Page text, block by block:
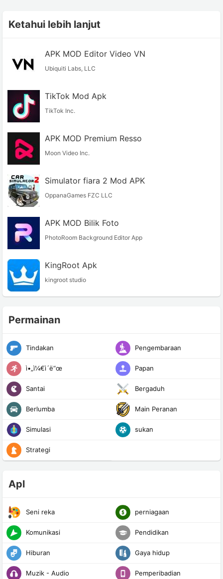
Ketahui lebih lanjut
APK MOD Editor Video VN
Ubiquiti Labs, LLC
TikTok Mod Apk
TikTok Inc.
APK MOD Premium Resso
Moon Video Inc.
Simulator fiara 2 Mod APK
OppanaGames FZC LLC
APK MOD Bilik Foto
PhotoRoom Background Editor App
KingRoot Apk
kingroot studio
Permainan
Tindakan Pengembaraan
ì•„ì¼€ì´ë“œ Papan
Santai Bergaduh
Berlumba Main Peranan
Simulasi sukan
Strategi
Apl
Seni reka perniagaan
Komunikasi Pendidikan
Hiburan Gaya hidup
Muzik - Audio Pemperibadian